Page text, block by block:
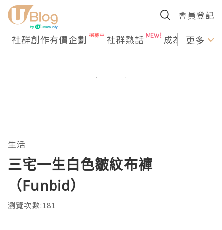
會員登記
社群創作有價企劃 社群熱話 成為U更多
生活
三宅一生白色皺紋布褲
（Funbid）
瀏覽次數:181